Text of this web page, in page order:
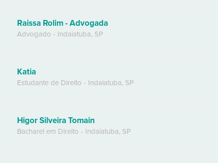
Raissa Rolim - Advogada
Advogado - Indaiatuba, SP
Katia
Estudante de Direito - Indaiatuba, SP
Higor Silveira Tomain
Bacharel em Direito - Indaiatuba, SP